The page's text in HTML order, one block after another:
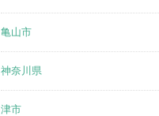
亀山市
神奈川県
津市